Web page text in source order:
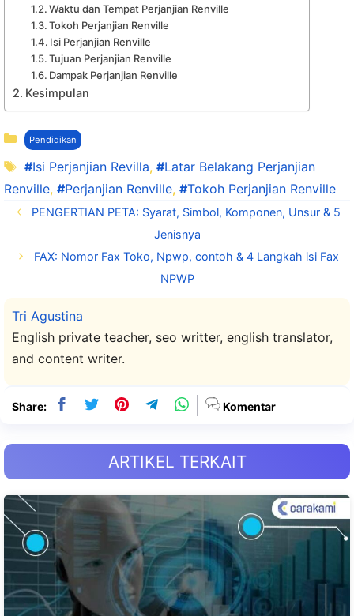
Waktu dan Tempat Perjanjian Renville
Tokoh Perjanjian Renville
Isi Perjanjian Renville
Tujuan Perjanjian Renville
Dampak Perjanjian Renville
Kesimpulan
Kategori
Pendidikan
Tag
Isi Perjanjian Revilla,
Latar Belakang Perjanjian
Renville, Perjanjian Renville, Tokoh Perjanjian Renville
PENGERTIAN PETA: Syarat, Simbol, Komponen, Unsur & 5
Jenisnya
FAX: Nomor Fax Toko, Npwp, contoh & 4 Langkah isi Fax
NPWP
Tri Agustina
English private teacher, seo writter, english translator,
and content writer.
Share: Komentar
ARTIKEL TERKAIT